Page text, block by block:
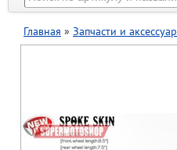
Главная » Запчасти и